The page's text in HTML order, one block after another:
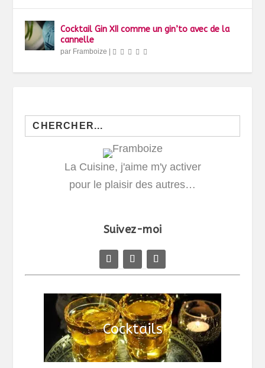
Cocktail Gin XII comme un gin’to avec de la
cannelle
par Framboize |
Search
for:
La Cuisine, j'aime m'y activer
pour le plaisir des autres…
Suivez-moi